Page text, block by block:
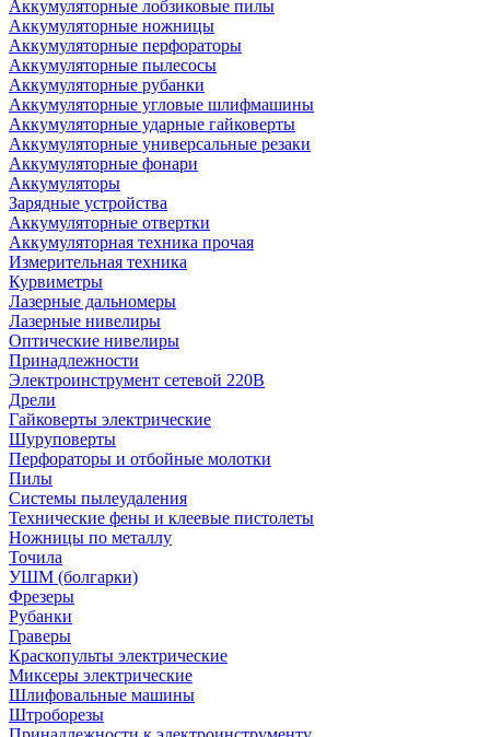
Аккумуляторные лобзиковые пилы
Аккумуляторные ножницы
Аккумуляторные перфораторы
Аккумуляторные пылесосы
Аккумуляторные рубанки
Аккумуляторные угловые шлифмашины
Аккумуляторные ударные гайковерты
Аккумуляторные универсальные резаки
Аккумуляторные фонари
Аккумуляторы
Зарядные устройства
Аккумуляторные отвертки
Аккумуляторная техника прочая
Измерительная техника
Курвиметры
Лазерные дальномеры
Лазерные нивелиры
Оптические нивелиры
Принадлежности
Электроинструмент сетевой 220В
Дрели
Гайковерты электрические
Шуруповерты
Перфораторы и отбойные молотки
Пилы
Системы пылеудаления
Технические фены и клеевые пистолеты
Ножницы по металлу
Точила
УШМ (болгарки)
Фрезеры
Рубанки
Граверы
Краскопульты электрические
Миксеры электрические
Шлифовальные машины
Штроборезы